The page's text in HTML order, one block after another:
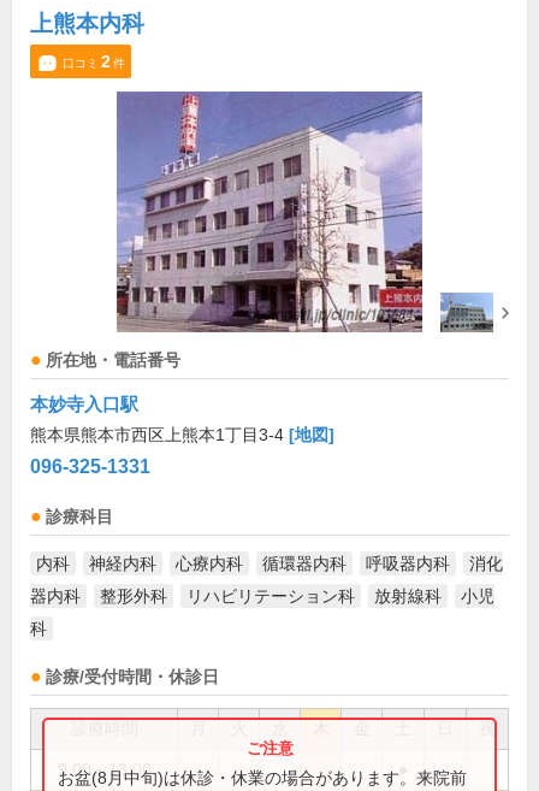
上熊本内科
口コミ 2件
所在地・電話番号
本妙寺入口駅
熊本県熊本市西区上熊本1丁目3-4 [地図]
096-325-1331
診療科目
内科 神経内科 心療内科 循環器内科 呼吸器内科
消化
器内科
整形外科 リハビリテーション科 放射線科
小児
科
診療/受付時間・休診日
祝
9:00～13:00
お盆(8月中旬)は休診・休業の場合があります。来院前